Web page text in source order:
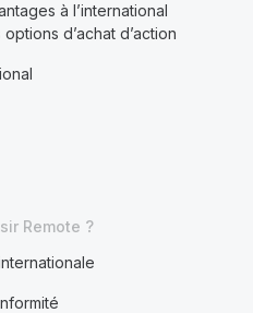
à l’international
d’achat d’action
Remote ?